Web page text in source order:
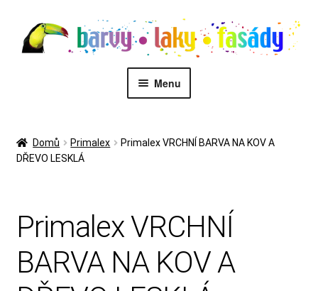
Přeskočit
na
Přejít
Menu
Eshop
Zákaznický servis
Domů Primalex
Primalex VRCHNÍ BARVA NA KOV A
DŘEVO LESKLÁ
Primalex VRCHNÍ
BARVA NA KOV A